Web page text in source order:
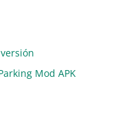
Mod APK